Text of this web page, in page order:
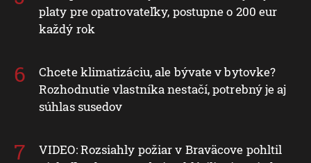
platy pre opatrovateľky, postupne o 200 eur
každý rok
Chcete klimatizáciu, ale bývate v bytovke?
Rozhodnutie vlastníka nestačí, potrebný je aj
súhlas susedov
VIDEO: Rozsiahly požiar v Braväcove pohltil